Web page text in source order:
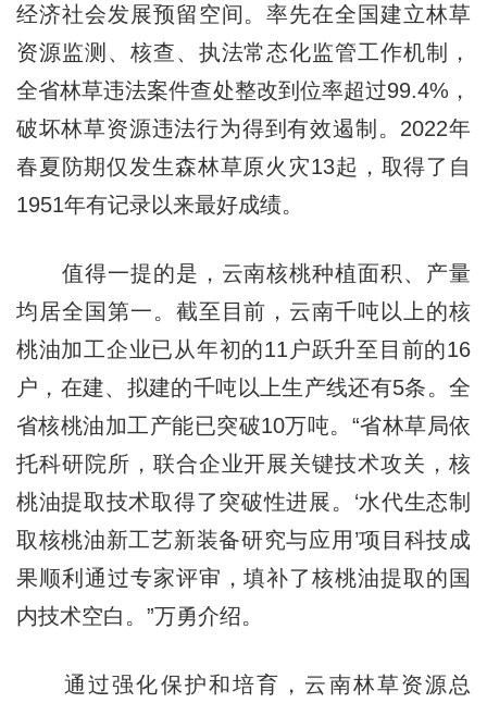
经济社会发展预留空间。率先在全国建立林草
资源监测、核查、执法常态化监管工作机制，
全省林草违法案件查处整改到位率超过99.4%，
破坏林草资源违法行为得到有效遏制。2022年
春夏防期仅发生森林草原火灾13起，取得了自
1951年有记录以来最好成绩。
值得一提的是，云南核桃种植面积、产量
均居全国第一。截至目前，云南千吨以上的核
桃油加工企业已从年初的11户跃升至目前的16
户，在建、拟建的千吨以上生产线还有5条。全
省核桃油加工产能已突破10万吨。“省林草局依
托科研院所，联合企业开展关键技术攻关，核
桃油提取技术取得了突破性进展。‘水代生态制
取核桃油新工艺新装备研究与应用’项目科技成
果顺利通过专家评审，填补了核桃油提取的国
内技术空白。”万勇介绍。
通过强化保护和培育，云南林草资源总